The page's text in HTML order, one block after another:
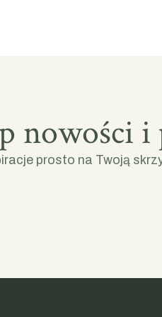
nowości
prosto na Twoją